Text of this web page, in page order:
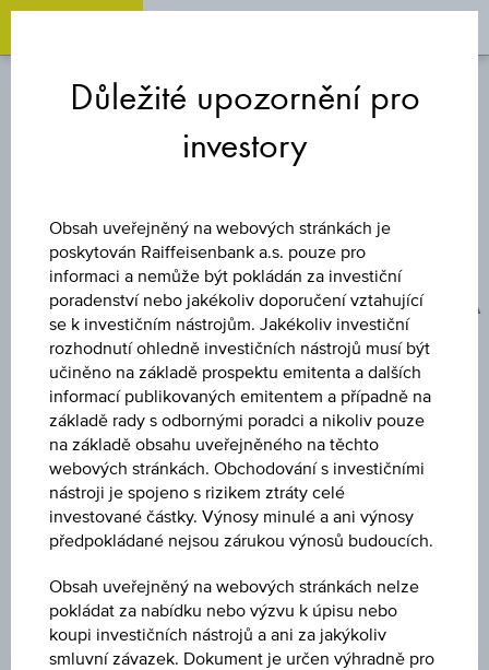
Quicklinks
BONUSOVÝ CERTIFIKÁT
MSCI ESG
EURÓPA/AMERIKA
BONUSOVÝ
CERTIFIKÁT (CZK)
Uveřejněné produktové informace jsou určeny čistě pro
investory, kteří již mají produkt ve svém portfoliu. Tyto údaje
neslouží jako doporučení ani jako nabídka k nákupu těchto
cenných papírů.
ZMĚNA
Důležité upozornění pro
investory
Obsah uveřejněný na webových stránkách je
poskytován Raiffeisenbank a.s. pouze pro
informaci a nemůže být pokládán za investiční
poradenství nebo jakékoliv doporučení vztahující
se k investičním nástrojům. Jakékoliv investiční
rozhodnutí ohledně investičních nástrojů musí být
učiněno na základě prospektu emitenta a dalších
informací publikovaných emitentem a případně na
základě rady s odbornými poradci a nikoliv pouze
na základě obsahu uveřejněného na těchto
webových stránkách. Obchodování s investičními
nástroji je spojeno s rizikem ztráty celé
investované částky. Výnosy minulé a ani výnosy
předpokládané nejsou zárukou výnosů budoucích.
Obsah uveřejněný na webových stránkách nelze
pokládat za nabídku nebo výzvu k úpisu nebo
koupi investičních nástrojů a ani za jakýkoliv
smluvní závazek. Dokument je určen výhradně pro